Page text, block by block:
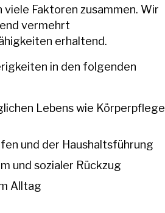
Faktoren zusammen. Wir
vermehrt
erhaltend.
in den folgenden
Lebens wie Körperpflege
und der Haushaltsführung
und sozialer Rückzug
Alltag